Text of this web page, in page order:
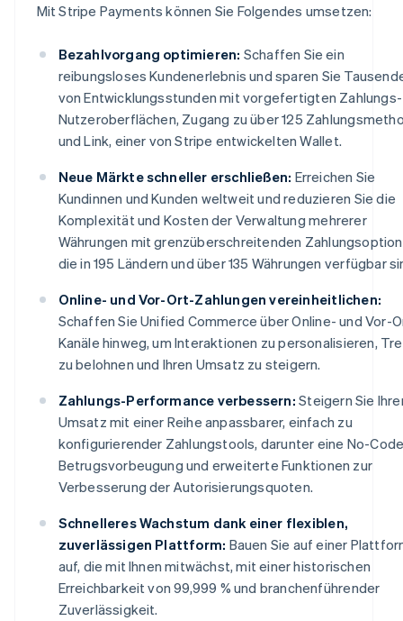
Mit Stripe Payments können Sie Folgendes umsetzen:
Bezahlvorgang optimieren: Schaffen Sie ein
reibungsloses Kundenerlebnis und sparen Sie
von Entwicklungsstunden mit vorgefertigten Zahlungs-
Nutzeroberflächen, Zugang zu über 125
und Link, einer von Stripe entwickelten Wallet.
Neue Märkte schneller erschließen: Erreichen Sie
Kundinnen und Kunden weltweit und reduzieren Sie die
Komplexität und Kosten der Verwaltung mehrerer
Währungen mit grenzüberschreitenden
die in 195 Ländern und über 135 Währungen verfügbar
Online- und Vor-Ort-Zahlungen vereinheitlichen:
Schaffen Sie Unified Commerce über Online- und Vor-
Kanäle hinweg, um Interaktionen zu personalisieren,
zu belohnen und Ihren Umsatz zu steigern.
Zahlungs-Performance verbessern: Steigern Sie
Umsatz mit einer Reihe anpassbarer, einfach zu
konfigurierender Zahlungstools, darunter eine No-
Betrugsvorbeugung und erweiterte Funktionen zur
Verbesserung der Autorisierungsquoten.
Schnelleres Wachstum dank einer flexiblen,
zuverlässigen Plattform: Bauen Sie auf einer
auf, die mit Ihnen mitwächst, mit einer historischen
Erreichbarkeit von 99,999 % und branchenführender
Zuverlässigkeit.